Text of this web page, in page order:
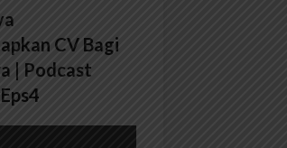
CV Bagi
| Podcast